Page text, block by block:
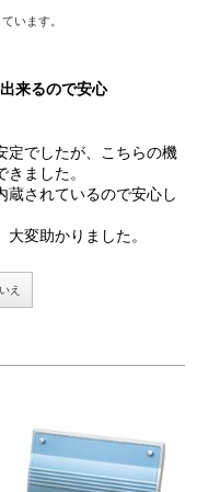
います。
来るので安心
定でしたが、こちらの機
ました。
蔵されているので安心し
変助かりました。
え